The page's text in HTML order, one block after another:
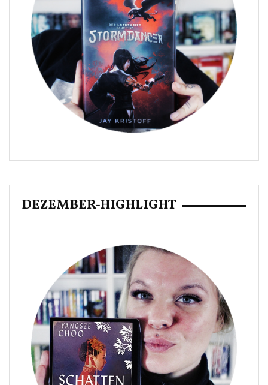
DEZEMBER-HIGHLIGHT